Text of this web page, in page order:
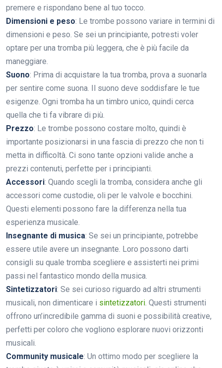
premere e rispondano bene al tuo tocco.
Dimensioni e peso: Le trombe possono variare in termini di
dimensioni e peso. Se sei un principiante, potresti voler
optare per una tromba più leggera, che è più facile da
maneggiare.
Suono: Prima di acquistare la tua tromba, prova a suonarla
per sentire come suona. Il suono deve soddisfare le tue
esigenze. Ogni tromba ha un timbro unico, quindi cerca
quella che ti fa vibrare di più.
Prezzo: Le trombe possono costare molto, quindi è
importante posizionarsi in una fascia di prezzo che non ti
metta in difficoltà. Ci sono tante opzioni valide anche a
prezzi contenuti, perfette per i principianti.
Accessori: Quando scegli la tromba, considera anche gli
accessori come custodie, oli per le valvole e bocchini.
Questi elementi possono fare la differenza nella tua
esperienza musicale.
Insegnante di musica: Se sei un principiante, potrebbe
essere utile avere un insegnante. Loro possono darti
consigli su quale tromba scegliere e assisterti nei primi
passi nel fantastico mondo della musica.
Sintetizzatori: Se sei curioso riguardo ad altri strumenti
musicali, non dimenticare i sintetizzatori. Questi strumenti
offrono un’incredibile gamma di suoni e possibilità creative,
perfetti per coloro che vogliono esplorare nuovi orizzonti
musicali.
Community musicale: Un ottimo modo per scegliere la